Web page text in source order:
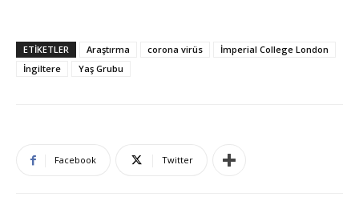
ETIKETLER Araştırma corona virüs
İmperial College London
İngiltere
Yaş Grubu
Facebook Twitter